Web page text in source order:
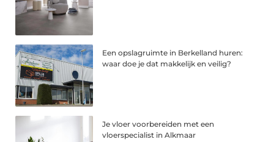
Een opslagruimte in Berkelland huren:
waar doe je dat makkelijk en veilig?
Je vloer voorbereiden met een
vloerspecialist in Alkmaar